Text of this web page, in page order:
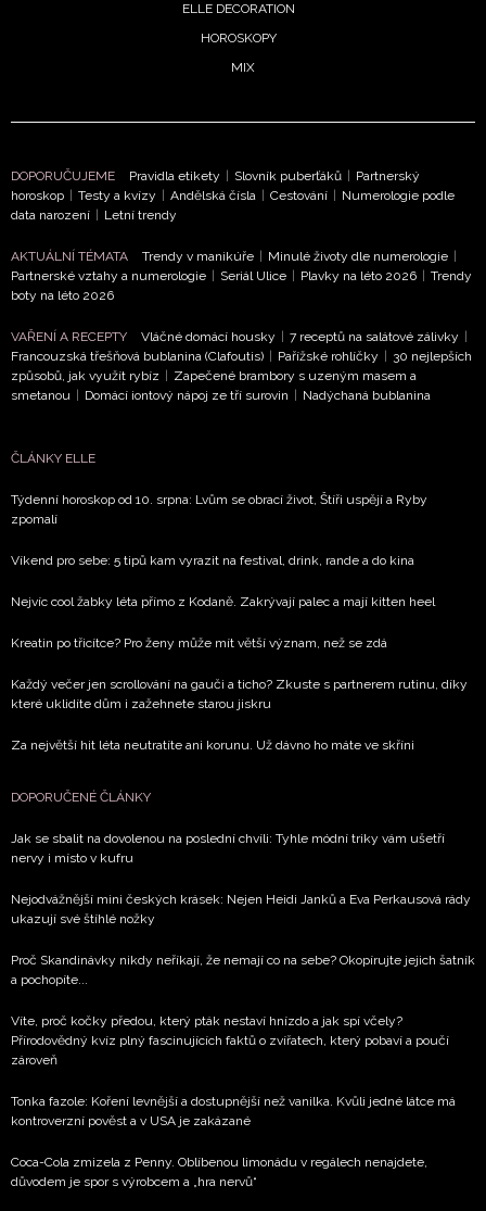
Přihlášením k newsletteru souhlasíte s
podmínkami společnosti BurdaMedia Extra s.r.o.
ochrany soukromí- BurdaMedia Extra s.r.o. bude s
vyhodnocení akce a zasílání novinek.
Chcete navíc dostávat i další zajímavé a exkluzivní
zpracováním údajů k tomuto účelu podle Zásad ochrany
soukromí BurdaMedia Extra s.r.o.
, zaškrtněte toto pole.
ELLE DECORATION
HOROSKOPY
MIX
DOPORUČUJEME Pravidla etikety Slovník puberťáků
Partnerský
horoskop
Testy a kvízy Andělská čísla Cestování
Numerologie podle
data narození
Letní trendy
AKTUÁLNÍ TÉMATA Trendy v manikúře Minulé životy dle numerologie
Partnerské vztahy a numerologie
Seriál Ulice Plavky na léto 2026
Trendy
boty na léto 2026
VAŘENÍ A RECEPTY Vláčné domácí housky 7 receptů na salátové zálivky
Francouzská třešňová bublanina (Clafoutis)
Pařížské rohlíčky
30 nejlepších
způsobů, jak využít rybíz
Zapečené brambory s uzeným masem a
smetanou
Domácí iontový nápoj ze tří surovin Nadýchaná bublanina
ČLÁNKY ELLE
Týdenní horoskop od 10. srpna: Lvům se obrací život, Štíři uspějí a Ryby
zpomalí
Víkend pro sebe: 5 tipů kam vyrazit na festival, drink, rande a do kina
Nejvíc cool žabky léta přímo z Kodaně. Zakrývají palec a mají kitten heel
Kreatin po třicítce? Pro ženy může mít větší význam, než se zdá
Každý večer jen scrollování na gauči a ticho? Zkuste s partnerem rutinu, díky
které uklidíte dům i zažehnete starou jiskru
Za největší hit léta neutratíte ani korunu. Už dávno ho máte ve skříni
DOPORUČENÉ ČLÁNKY
Jak se sbalit na dovolenou na poslední chvíli: Tyhle módní triky vám ušetří
nervy i místo v kufru
Nejodvážnější mini českých krásek: Nejen Heidi Janků a Eva Perkausová rády
ukazují své štíhlé nožky
Proč Skandinávky nikdy neříkají, že nemají co na sebe? Okopírujte jejich šatník
a pochopíte...
Víte, proč kočky předou, který pták nestaví hnízdo a jak spí včely?
Přírodovědný kvíz plný fascinujících faktů o zvířatech, který pobaví a poučí
zároveň
Tonka fazole: Koření levnější a dostupnější než vanilka. Kvůli jedné látce má
kontroverzní pověst a v USA je zakázané
Coca-Cola zmizela z Penny. Oblíbenou limonádu v regálech nenajdete,
důvodem je spor s výrobcem a „hra nervů“